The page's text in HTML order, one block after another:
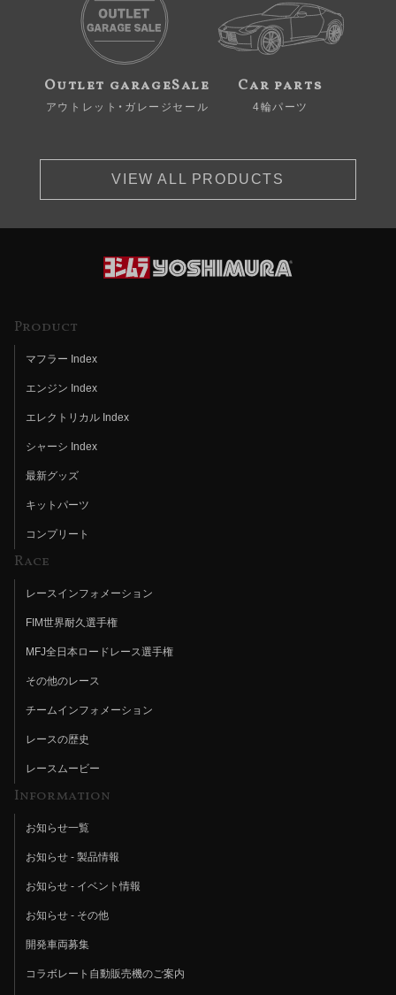
Outlet garageSale
アウトレット・ガレージセール
Car parts
4輪パーツ
VIEW ALL PRODUCTS
Product
マフラー Index
エンジン Index
エレクトリカル Index
シャーシ Index
最新グッズ
キットパーツ
コンプリート
Race
レースインフォメーション
FIM世界耐久選手権
MFJ全日本ロードレース選手権
その他のレース
チームインフォメーション
レースの歴史
レースムービー
Information
お知らせ一覧
お知らせ - 製品情報
お知らせ - イベント情報
お知らせ - その他
開発車両募集
コラボレート自動販売機のご案内